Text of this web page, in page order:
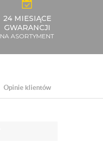
24 MIESIĄCE
GWARANCJI
NA ASORTYMENT
Opinie klientów